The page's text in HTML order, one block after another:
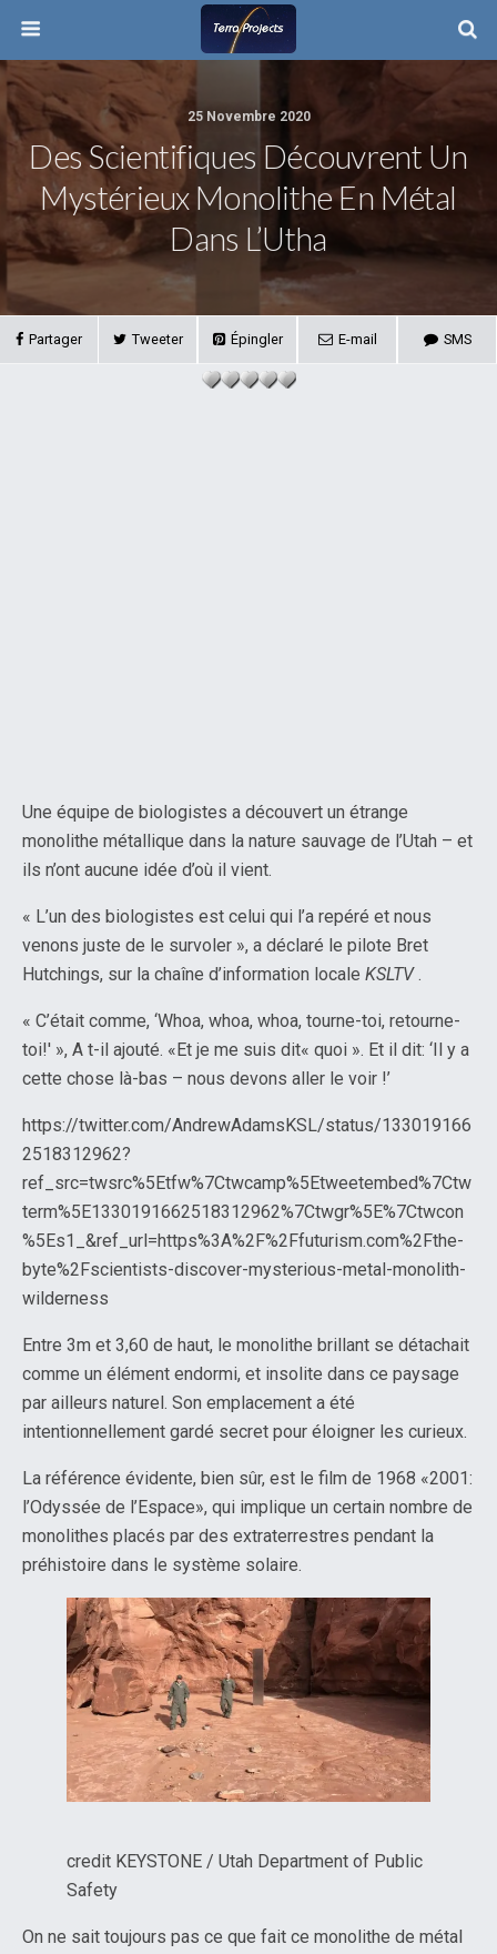
25 Novembre 2020
Des Scientifiques Découvrent Un
Mystérieux Monolithe En Métal
Dans L’Utha
Partager Tweeter Épingler E-mail SMS
Une équipe de biologistes a découvert un étrange
monolithe métallique dans la nature sauvage de l’Utah – et
ils n’ont aucune idée d’où il vient.
« L’un des biologistes est celui qui l’a repéré et nous
venons juste de le survoler », a déclaré le pilote Bret
Hutchings, sur la chaîne d’information locale KSLTV.
« C’était comme, ‘Whoa, whoa, whoa, tourne-toi, retourne-
toi!' », A t-il ajouté. «Et je me suis dit« quoi ». Et il dit: ‘Il y a
cette chose là-bas – nous devons aller le voir !’
https://twitter.com/AndrewAdamsKSL/status/133019166
2518312962?
ref_src=twsrc%5Etfw%7Ctwcamp%5Etweetembed%7Ctw
term%5E1330191662518312962%7Ctwgr%5E%7Ctwcon
%5Es1_&ref_url=https%3A%2F%2Ffuturism.com%2Fthe-
byte%2Fscientists-discover-mysterious-metal-monolith-
wilderness
Entre 3m et 3,60 de haut, le monolithe brillant se détachait
comme un élément endormi, et insolite dans ce paysage
par ailleurs naturel. Son emplacement a été
intentionnellement gardé secret pour éloigner les curieux.
La référence évidente, bien sûr, est le film de 1968 «2001:
l’Odyssée de l’Espace», qui implique un certain nombre de
monolithes placés par des extraterrestres pendant la
préhistoire dans le système solaire.
credit KEYSTONE / Utah Department of Public
Safety
On ne sait toujours pas ce que fait ce monolithe de métal